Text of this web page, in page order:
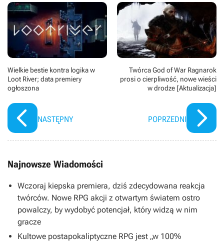
Wielkie bestie kontra logika w
Loot River; data premiery
ogłoszona
NASTĘPNY
Twórca God of War Ragnarok
prosi o cierpliwość, nowe wieści
w drodze [Aktualizacja]
POPRZEDNI
Najnowsze Wiadomości
Wczoraj kiepska premiera, dziś zdecydowana reakcja
twórców. Nowe RPG akcji z otwartym światem ostro
powalczy, by wydobyć potencjał, który widzą w nim
gracze
Kultowe postapokaliptyczne RPG jest „w 100%